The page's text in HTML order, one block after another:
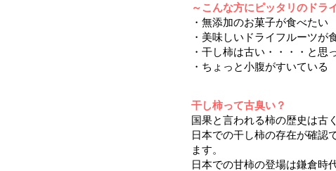
～こんな方にピッタリのドラ
・無添加のお菓子が食べたい
・美味しいドライフルーツが
・干し柿は古い・・・・と思
・ちょっと小腹がすいている
干し柿って古臭い？
国果と言われる柿の歴史は古く
日本での干し柿の存在が確認
ます。
日本での甘柿の登場は鎌倉時